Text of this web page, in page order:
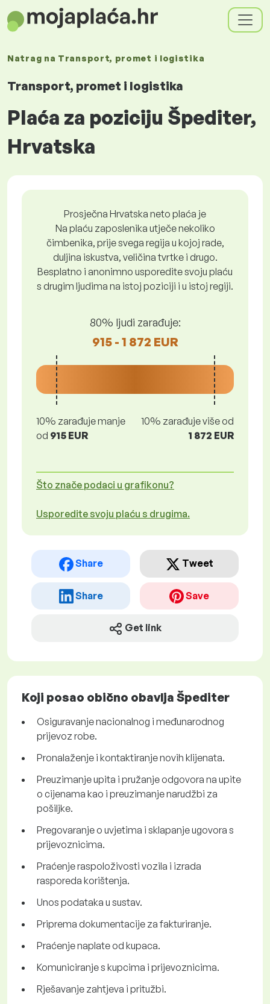
Natrag na Transport, promet i logistika
Transport, promet i logistika
Plaća za poziciju Špediter,
Hrvatska
Prosječna Hrvatska neto plaća je
Na plaću zaposlenika utječe nekoliko
čimbenika, prije svega regija u kojoj rade,
duljina iskustva, veličina tvrtke i drugo.
Besplatno i anonimno usporedite svoju plaću
s drugim ljudima na istoj poziciji i u istoj regiji.
80% ljudi zarađuje:
915 - 1 872 EUR
10% zarađuje manje
od 915 EUR
10% zarađuje više od
1 872 EUR
Što znače podaci u grafikonu?
Usporedite svoju plaću s drugima.
Share Tweet
Share Save
Get link
Koji posao obično obavlja Špediter
Osiguravanje nacionalnog i međunarodnog
prijevoz robe.
Pronalaženje i kontaktiranje novih klijenata.
Preuzimanje upita i pružanje odgovora na upite
o cijenama kao i preuzimanje narudžbi za
pošiljke.
Pregovaranje o uvjetima i sklapanje ugovora s
prijevoznicima.
Praćenje raspoloživosti vozila i izrada
rasporeda korištenja.
Unos podataka u sustav.
Priprema dokumentacije za fakturiranje.
Praćenje naplate od kupaca.
Komuniciranje s kupcima i prijevoznicima.
Rješavanje zahtjeva i pritužbi.